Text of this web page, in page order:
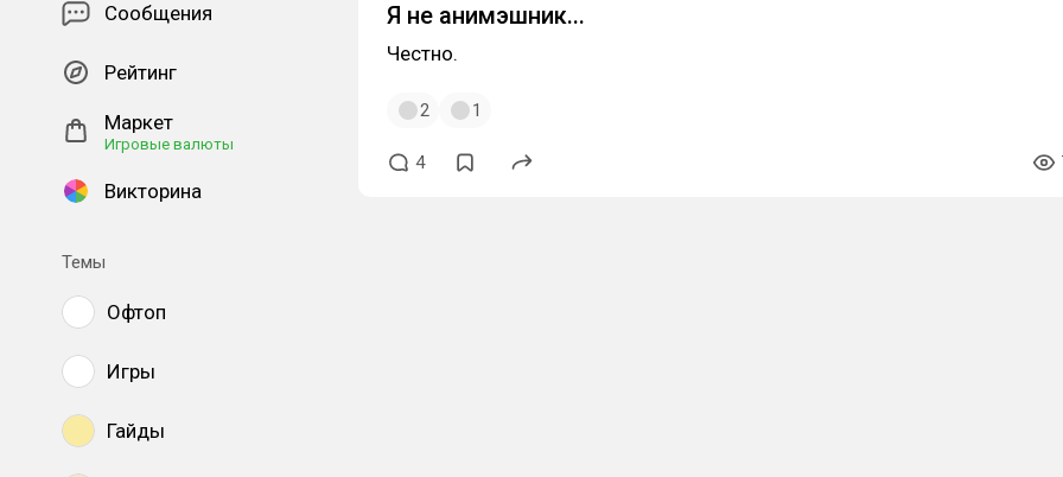
Сообщения
Рейтинг
Маркет
Игровые валюты
Викторина
Темы
Офтоп
Игры
Гайды
Я не анимэшник...
Честно.
2 1
4